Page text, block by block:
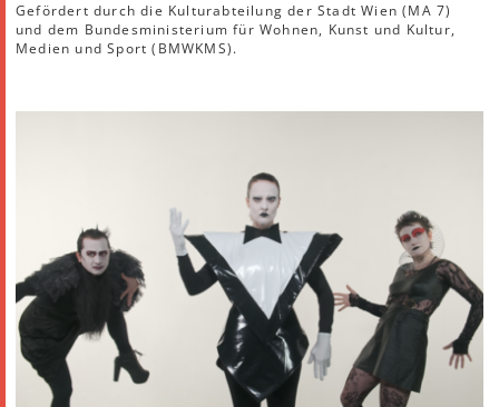
Gefördert durch die Kulturabteilung der Stadt Wien (MA 7)
und dem Bundesministerium für Wohnen, Kunst und Kultur,
Medien und Sport (BMWKMS).